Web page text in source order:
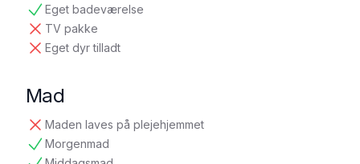
Eget badeværelse
tilgængelig
TV pakke
ikke tilgængelig
Eget dyr tilladt
ikke tilgængelig
Mad
Maden laves på plejehjemmet
ikke tilgængelig
Morgenmad
tilgængelig